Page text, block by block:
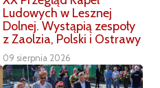
Ludowych w Lesznej
Dolnej. Wystąpią zespoły
z Zaolzia, Polski i Ostrawy
09 sierpnia 2026